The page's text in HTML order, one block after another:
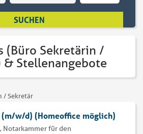
(Büro Sekretärin /
& Stellenangebote
/ Sekretär
w/d) (Homeoffice möglich)
Notarkammer für den